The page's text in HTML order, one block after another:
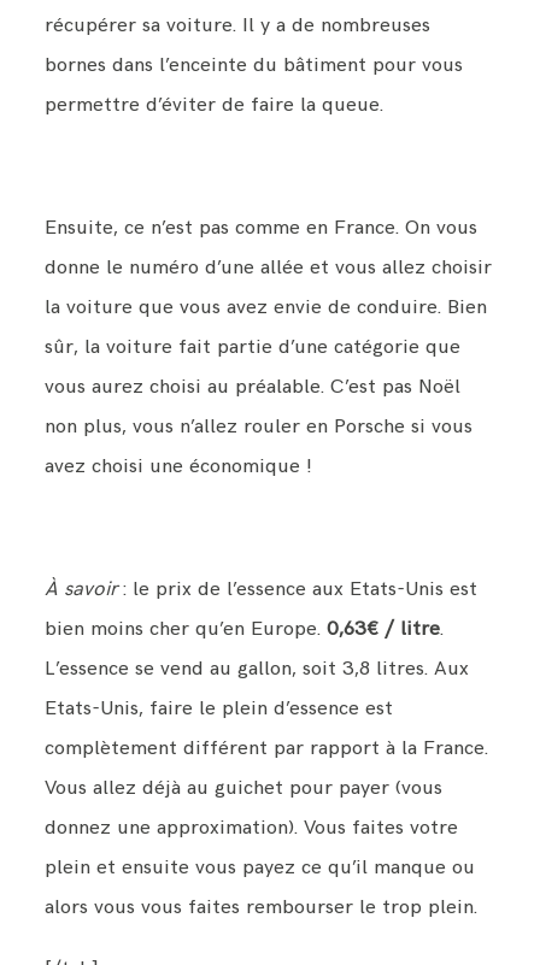
récupérer sa voiture. Il y a de nombreuses
bornes dans l’enceinte du bâtiment pour vous
permettre d’éviter de faire la queue.
Ensuite, ce n’est pas comme en France. On vous
donne le numéro d’une allée et vous allez choisir
la voiture que vous avez envie de conduire. Bien
sûr, la voiture fait partie d’une catégorie que
vous aurez choisi au préalable. C’est pas Noël
non plus, vous n’allez rouler en Porsche si vous
avez choisi une économique !
À savoir: le prix de l’essence aux Etats-Unis est
bien moins cher qu’en Europe.0,63€ / litre.
L’essence se vend au gallon, soit 3,8 litres. Aux
Etats-Unis, faire le plein d’essence est
complètement différent par rapport à la France.
Vous allez déjà au guichet pour payer (vous
donnez une approximation). Vous faites votre
plein et ensuite vous payez ce qu’il manque ou
alors vous vous faites rembourser le trop plein.